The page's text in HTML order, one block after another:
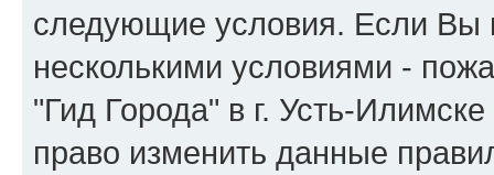
следующие условия. Если Вы
несколькими условиями -
"Гид Города" в г. Усть-
право изменить данные